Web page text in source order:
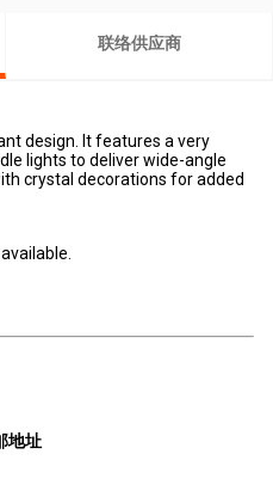
联络供应商
design. It features a very
lights to deliver wide-angle
crystal decorations for added
地址